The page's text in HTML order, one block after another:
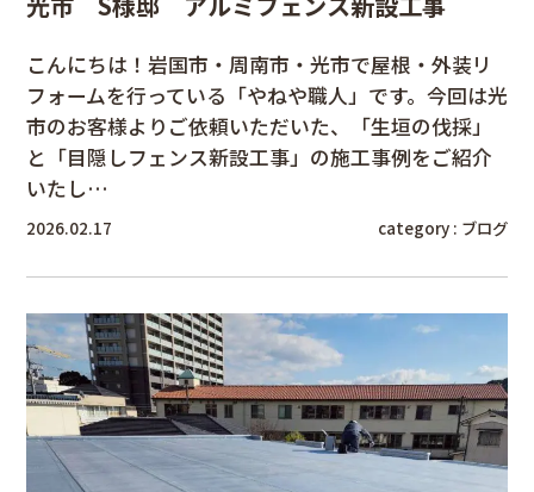
こんにちは！岩国市・周南市・光市で屋根・外装リ
フォームを行っている「やねや職人」です。今回は光
市のお客様よりご依頼いただいた、「生垣の伐採」
と「目隠しフェンス新設工事」の施工事例をご紹介
いたし…
2026.02.17 category : ブログ